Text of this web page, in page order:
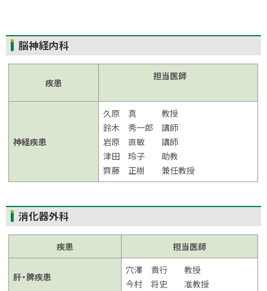
ト
ッ
戻
脳神経内科
疾患
担当医師
神経疾患
久原 真 教授
鈴木 秀一郎 講師
岩原 直敏 講師
津田 玲子 助教
齊藤 正樹 兼任教授
ト
ッ
に
る
消化器外科
疾患 担当医師
肝・脾疾患
穴澤 貴行 教授
今村 将史 准教授